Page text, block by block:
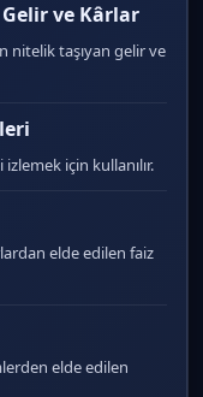
ve Kârlar
nitelik taşıyan gelir ve
için kullanılır.
elde edilen faiz
elde edilen